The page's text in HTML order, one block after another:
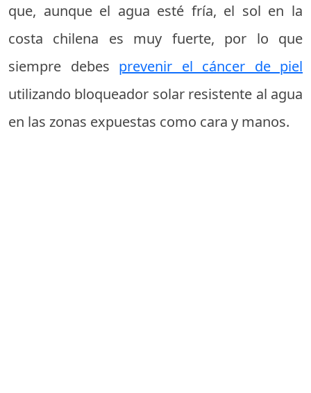
que, aunque el agua esté fría, el sol en la
costa chilena es muy fuerte, por lo que
siempre debes prevenir el cáncer de piel
utilizando bloqueador solar resistente al agua
en las zonas expuestas como cara y manos.